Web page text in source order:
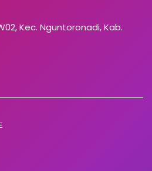
Kec. Nguntoronadi, Kab.